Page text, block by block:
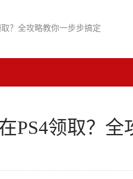
？全攻略教你一步步搞定
PS4领取？